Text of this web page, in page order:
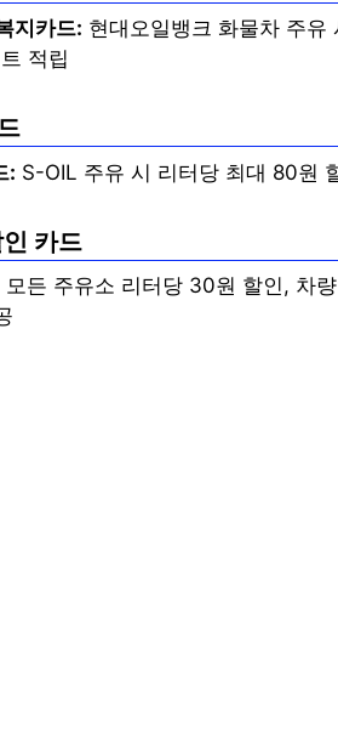
지카드: 현대오일뱅크 화물차 주
적립
: S-OIL 주유 시 리터당 최대 80원
카드
모든 주유소 리터당 30원 할인, 차